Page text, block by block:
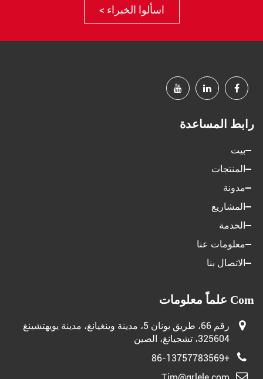
اسألوا الخبراء >
رابط المساعدة
بيت
المنتجات
مدونة
المشاريع
الخدمة
معلومات عنا
الاتصال بنا
Com علماً معلومات
رقم 66، طريق بونان 5، مدينة وينغيانغ، مدينة يويهتشينغ
325604، تشجيانغ، الصين
+86-13757783569